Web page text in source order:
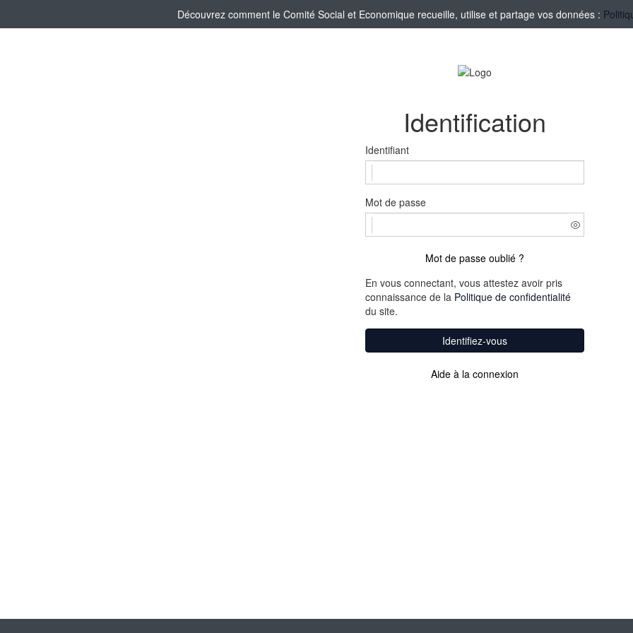
Découvrez comment le Comité Social et Economique recueille, utilise et partage vos données :
Identification
Identifiant
Mot de passe
Mot de passe oublié ?
En vous connectant, vous attestez avoir pris
connaissance de la Politique de confidentialité
du site.
Identifiez-vous
Aide à la connexion